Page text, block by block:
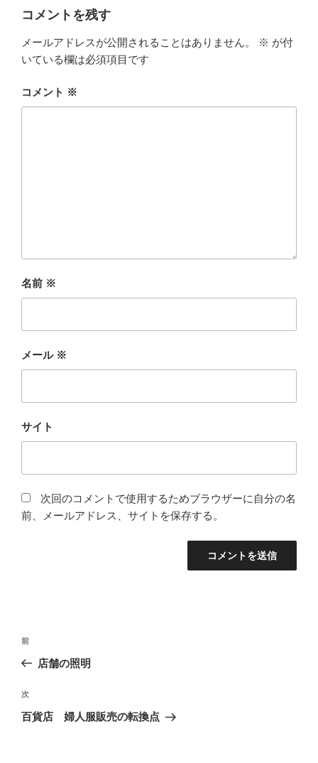
k
コメントを残す
メールアドレスが公開されることはありません。 ※ が付
いている欄は必須項目です
コメント ※
名前 ※
メール ※
サイト
次回のコメントで使用するためブラウザーに自分の名
前、メールアドレス、サイトを保存する。
投
ビ
ゲ
過
去
投
稿
前
店舗の照明
次
の
次
百貨店 婦人服販売の転換点